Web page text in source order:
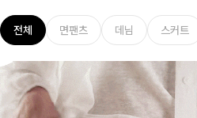
전체 면팬츠 데님 스커트